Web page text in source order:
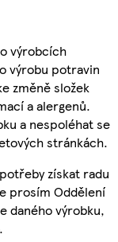
výrobcích
výrobu potravin
změně složek
a alergenů.
a nespoléhat se
stránkách.
získat radu
prosím Oddělení
daného výrobku,